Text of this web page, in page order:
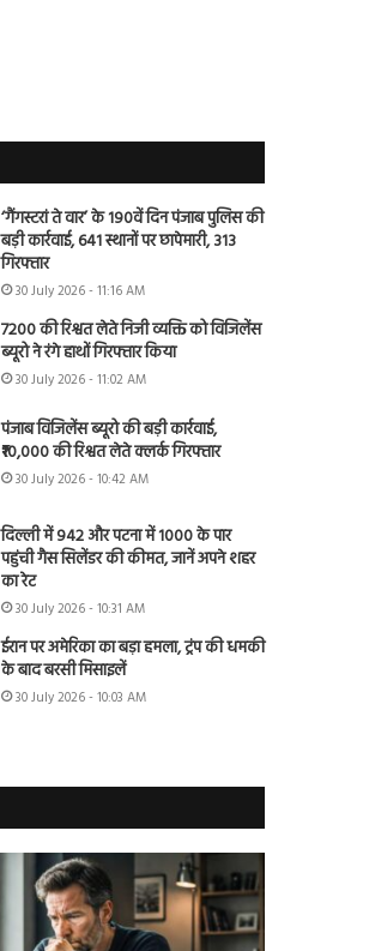
‘गैंगस्टरां ते वार’ के 190वें दिन पंजाब पुलिस की
बड़ी कार्रवाई, 641 स्थानों पर छापेमारी, 313
गिरफ्तार
30 July 2026 - 11:16 AM
7200 की रिश्वत लेते निजी व्यक्ति को विजिलेंस
ब्यूरो ने रंगे हाथों गिरफ्तार किया
30 July 2026 - 11:02 AM
पंजाब विजिलेंस ब्यूरो की बड़ी कार्रवाई,
₹10,000 की रिश्वत लेते क्लर्क गिरफ्तार
30 July 2026 - 10:42 AM
दिल्ली में 942 और पटना में 1000 के पार
पहुंची गैस सिलेंडर की कीमत, जानें अपने शहर
का रेट
30 July 2026 - 10:31 AM
ईरान पर अमेरिका का बड़ा हमला, ट्रंप की धमकी
के बाद बरसी मिसाइलें
30 July 2026 - 10:03 AM